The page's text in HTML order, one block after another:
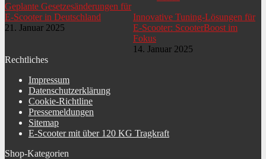
Geplante Gesetzesänderungen für
E-Scooter in Deutschland
21. Januar 2025
Innovative Tuning-Lösungen für
E-Scooter: ScooterBoost im
Fokus
14. Januar 2025
Rechtliches
Impressum
Datenschutzerklärung
Cookie-Richtline
Pressemeldungen
Sitemap
E-Scooter mit über 120 KG Tragkraft
Shop-Kategorien